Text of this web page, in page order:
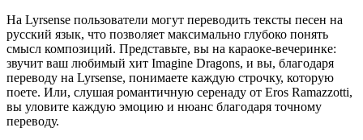
На Lyrsense пользователи могут переводить тексты песен на
русский язык, что позволяет максимально глубоко понять
смысл композиций. Представьте, вы на караоке-вечеринке:
звучит ваш любимый хит Imagine Dragons, и вы, благодаря
переводу на Lyrsense, понимаете каждую строчку, которую
поете. Или, слушая романтичную серенаду от Eros Ramazzotti,
вы уловите каждую эмоцию и нюанс благодаря точному
переводу.